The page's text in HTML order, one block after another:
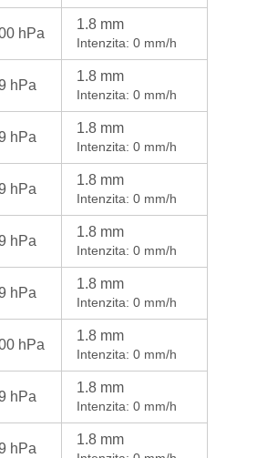
hPa
1.8 mm
Intenzita: 0 mm/h
hPa
1.8 mm
Intenzita: 0 mm/h
hPa
1.8 mm
Intenzita: 0 mm/h
hPa
1.8 mm
Intenzita: 0 mm/h
hPa
1.8 mm
Intenzita: 0 mm/h
hPa
1.8 mm
Intenzita: 0 mm/h
hPa
1.8 mm
Intenzita: 0 mm/h
hPa
1.8 mm
Intenzita: 0 mm/h
hPa
1.8 mm